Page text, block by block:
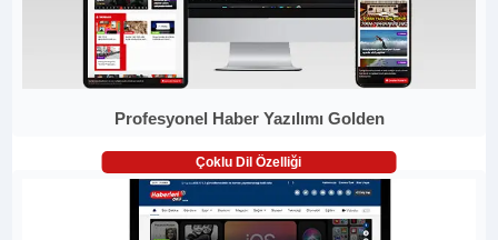
Profesyonel Haber Yazılımı Golden
Çoklu Dil Özelliği